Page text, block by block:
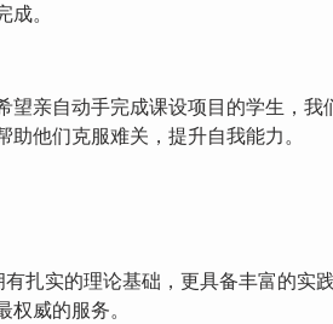
。
亲自动手完成课设项目的学生，我
他们克服难关，提升自我能力。
扎实的理论基础，更具备丰富的实
威的服务。